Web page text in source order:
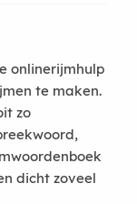
onlinerijmhulp
te maken.
zo
dicht zoveel